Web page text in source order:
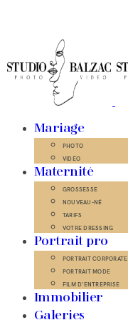
Mariage
PHOTO
VIDÉO
Maternité
GROSSESSE
NOUVEAU-NÉ
TARIFS
VOTRE DRESSING
Portrait pro
PORTRAIT CORPORATE
PORTRAIT MODE
FILM D’ENTREPRISE
Immobilier
Galeries